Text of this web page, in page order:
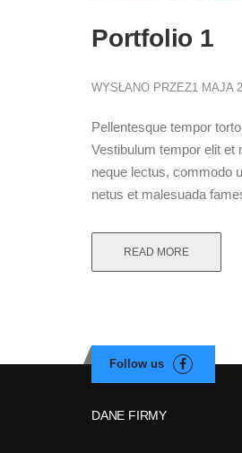
Portfolio 1
WYSŁANO PRZEZ1 MAJA
Pellentesque tempor
Vestibulum tempor elit et
neque lectus, commodo
netus et malesuada
READ MORE
DANE FIRMY